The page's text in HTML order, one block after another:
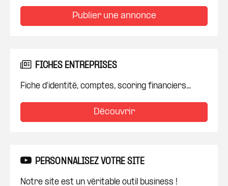
Publier une annonce
FICHES ENTREPRISES
Fiche d'identité, comptes, scoring financiers...
Découvrir
PERSONNALISEZ VOTRE SITE
Notre site est un véritable outil business !